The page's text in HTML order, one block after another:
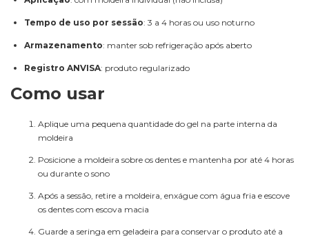
Tempo de uso por sessão: 3 a 4 horas ou uso noturno
Armazenamento: manter sob refrigeração após aberto
Registro ANVISA: produto regularizado
Como usar
Aplique uma pequena quantidade do gel na parte interna da
moldeira
Posicione a moldeira sobre os dentes e mantenha por até 4 horas
ou durante o sono
Após a sessão, retire a moldeira, enxágue com água fria e escove
os dentes com escova macia
Guarde a seringa em geladeira para conservar o produto até a